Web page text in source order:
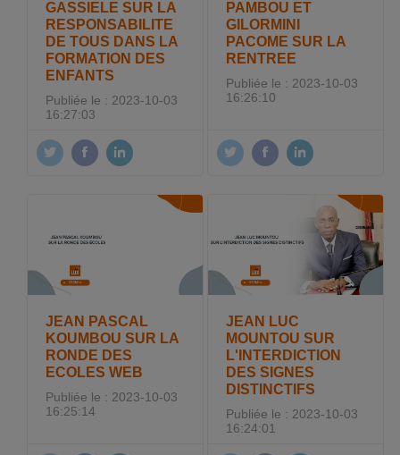
GASSIELE SUR LA
RESPONSABILITE
DE TOUS DANS LA
FORMATION DES
ENFANTS
Publiée le : 2023-10-03
16:27:03
PAMBOU ET
GILORMINI
PACOME SUR LA
RENTREE
Publiée le : 2023-10-03
16:26:10
JEAN PASCAL
KOUMBOU SUR LA
RONDE DES
ECOLES WEB
Publiée le : 2023-10-03
16:25:14
JEAN LUC
MOUNTOU SUR
L'INTERDICTION
DES SIGNES
DISTINCTIFS
Publiée le : 2023-10-03
16:24:01